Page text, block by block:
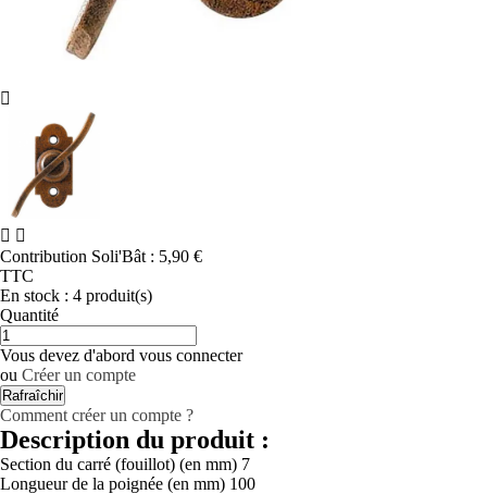

 
Contribution Soli'Bât : 5,90 €
TTC
En stock : 4 produit(s)
Quantité
Vous devez d'abord vous connecter
ou Créer un compte
Comment créer un compte ?
Description du produit :
Section du carré (fouillot) (en mm) 7
Longueur de la poignée (en mm) 100